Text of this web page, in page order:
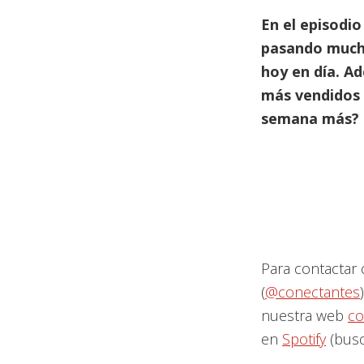
En el
pasando
hoy en día.
más
semana más?
Para
(@conectantes
nuestra web
en Spotify